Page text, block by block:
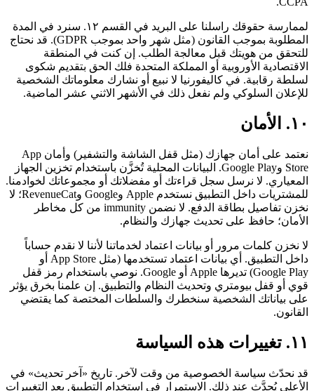
لممارسة حقوقك راسلنا على البريد في القسم ١٢. سنرد في المدة
المطلوبة بموجب القانون (مثل شهر واحد بموجب GDPR). قد نحتاج
للتحقق من هويتك قبل معالجة الطلب. إن كنت في المنطقة
الاقتصادية الأوروبية أو المملكة المتحدة فلك الحق بتقديم شكوى
لسلطة رقابية. في كاليفورنيا لا نبيع أو نشارك معلوماتك الشخصية
للإعلان السلوكي ولم نفعل ذلك في الأشهر الاثني عشر الماضية.
١٠. الأمان
نعتمد على أمان جهازك (مثل قفل الشاشة والتشفير) وأمان App
Store وGoogle Play. البيانات المحلية تُخزَّن باستخدام تخزين الجهاز
المعياري. لا نرسل سجل قراءتك أو مفضلاتك أو مجموعاتك لخوادمنا.
للمشتريات داخل التطبيق نستخدم Apple وGoogle وRevenueCat؛ لا
نخزن تفاصيل بطاقة الدفع. لا نضمن immunity من كل مخاطر
الأمان؛ حافظ على تحديث جهازك والنظام.
لا نخزن كلمات مرور أو بيانات اعتماد لخدماتنا لأننا لا نقدم حساباً
داخل التطبيق. أي بيانات اعتماد تستخدمها (مثل App Store أو
Google Play) تديرها Apple أو Google. نوصي باستخدام رمز قفل
قوي أو قفل بيومتري وتحديث النظام والتطبيق. إن علمنا بخرق يؤثر
على بياناتك الشخصية سنخطرك والسلطات المختصة كما يقتضي
القانون.
١١. تغييرات هذه السياسة
قد نحدّث سياسة الخصوصية من وقت لآخر. تاريخ «آخر تحديث» في
الأعلى يُحدَّث عند ذلك. الاستمرار في استخدام التطبيق بعد التغييرات